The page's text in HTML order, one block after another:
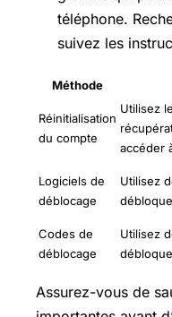
téléphone.
suivez les
Méthode
Réinitialisation
du compte
Utilisez
accéder
Logiciels de
déblocage
Utilisez
Codes de
déblocage
Utilisez
Assurez-vous de